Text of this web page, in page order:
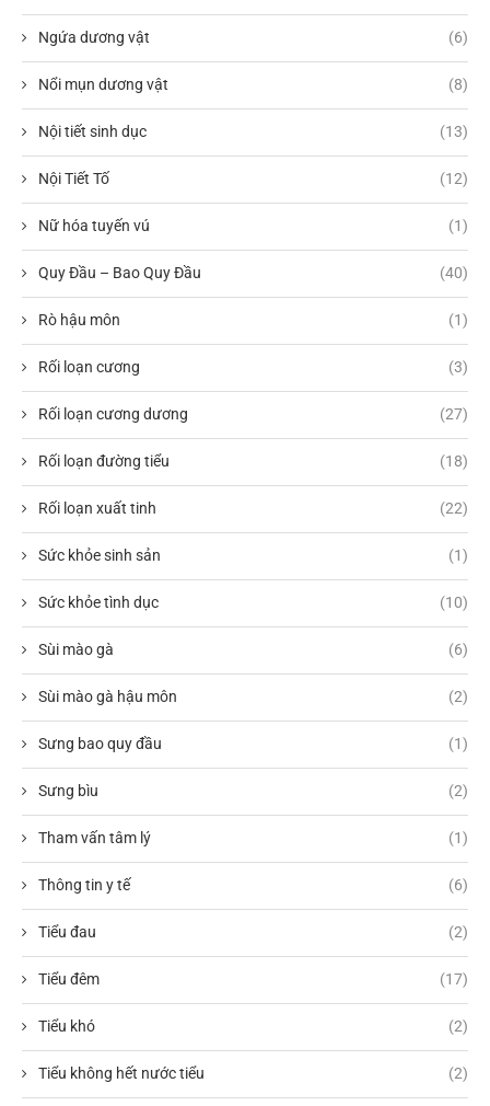
Ngứa dương vật (6)
Nổi mụn dương vật (8)
Nội tiết sinh dục (13)
Nội Tiết Tố (12)
Nữ hóa tuyến vú (1)
Quy Đầu – Bao Quy Đầu (40)
Rò hậu môn (1)
Rối loạn cương (3)
Rối loạn cương dương (27)
Rối loạn đường tiểu (18)
Rối loạn xuất tinh (22)
Sức khỏe sinh sản (1)
Sức khỏe tình dục (10)
Sùi mào gà (6)
Sùi mào gà hậu môn (2)
Sưng bao quy đầu (1)
Sưng bìu (2)
Tham vấn tâm lý (1)
Thông tin y tế (6)
Tiểu đau (2)
Tiểu đêm (17)
Tiểu khó (2)
Tiểu không hết nước tiểu (2)